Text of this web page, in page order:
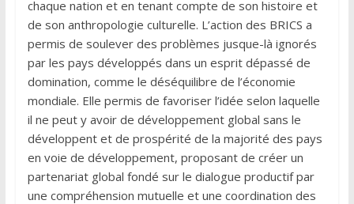
chaque nation et en tenant compte de son histoire et
de son anthropologie culturelle. L’action des BRICS a
permis de soulever des problèmes jusque-là ignorés
par les pays développés dans un esprit dépassé de
domination, comme le déséquilibre de l’économie
mondiale. Elle permis de favoriser l’idée selon laquelle
il ne peut y avoir de développement global sans le
développent et de prospérité de la majorité des pays
en voie de développement, proposant de créer un
partenariat global fondé sur le dialogue productif par
une compréhension mutuelle et une coordination des